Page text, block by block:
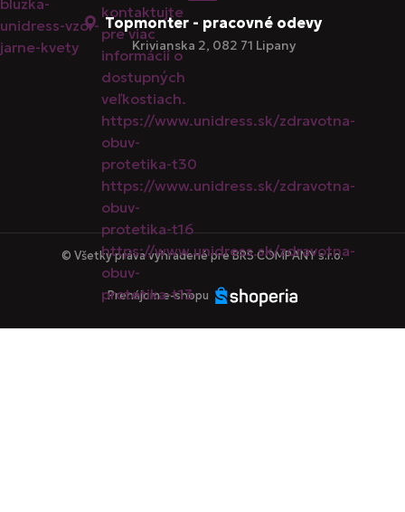
Topmonter - pracovné odevy
Krivianska 2, 082 71 Lipany
© Všetky práva vyhradené pre BRS COMPANY s.r.o.
Prenájom e-shopu